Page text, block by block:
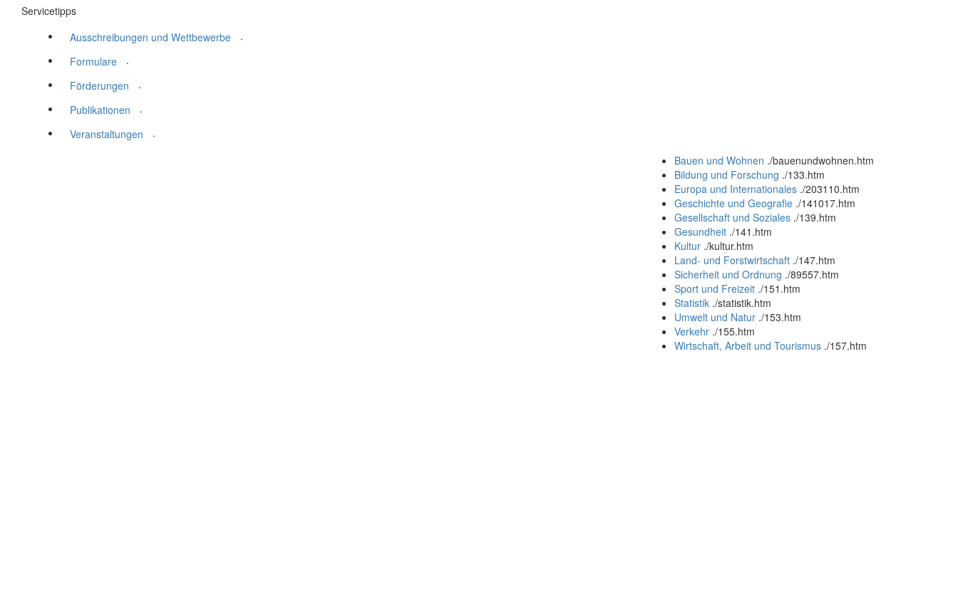
Servicetipps
Ausschreibungen und Wettbewerbe
.
Formulare
.
Förderungen
.
Publikationen
.
Veranstaltungen
.
Bauen und Wohnen ./bauenundwohnen.htm
Bildung und Forschung ./133.htm
Europa und Internationales ./203110.htm
Geschichte und Geografie ./141017.htm
Gesellschaft und Soziales ./139.htm
Gesundheit ./141.htm
Kultur ./kultur.htm
Land- und Forstwirtschaft ./147.htm
Sicherheit und Ordnung ./89557.htm
Sport und Freizeit ./151.htm
Statistik ./statistik.htm
Umwelt und Natur ./153.htm
Verkehr ./155.htm
Wirtschaft, Arbeit und Tourismus ./157.htm